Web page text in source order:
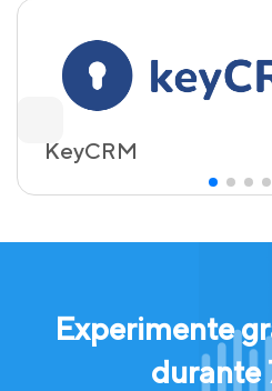
KeyCRM
Experimente
durante